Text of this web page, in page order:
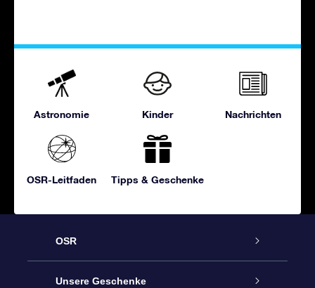
Astronomie Kinder Nachrichten
OSR-Leitfaden Tipps & Geschenke
OSR
Service
Unsere Geschenke